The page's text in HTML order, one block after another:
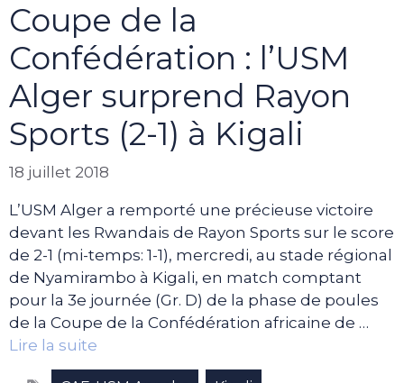
Coupe de la
Confédération : l’USM
Alger surprend Rayon
Sports (2-1) à Kigali
18 juillet 2018
L’USM Alger a remporté une précieuse victoire
devant les Rwandais de Rayon Sports sur le score
de 2-1 (mi-temps: 1-1), mercredi, au stade régional
de Nyamirambo à Kigali, en match comptant
pour la 3e journée (Gr. D) de la phase de poules
de la Coupe de la Confédération africaine de …
Lire la suite